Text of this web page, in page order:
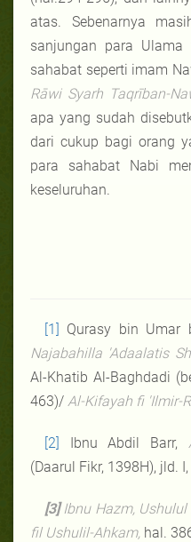
atas. Sebenarnya
sanjungan para Ulama
sahabat seperti imam
Rāwi Syarh Taqrīban-
apa yang sudah
dari cukup bagi orang
para sahabat Nabi
keseluruhan.
[1] Qurasy bin Umar
Najabahilla 'Adaalatis
Al-Khatib Al-Baghdadi
463)/ Al-Kifayah fi 'Ilmir-
[2] Ibnu Abdil Barr,
(Daarul Fikr, 1398H), jld.
[3]Ibnu Hazm, Ushulul
fil Ushulil-Ahkam, hal.